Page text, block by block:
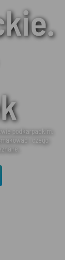
podkarpackim.
i czego